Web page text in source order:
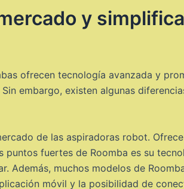
y
ofrecen tecnología avanzada y
embargo, existen algunas
de las aspiradoras robot.
puntos fuertes de Roomba es su
Además, muchos modelos de
móvil y la posibilidad de